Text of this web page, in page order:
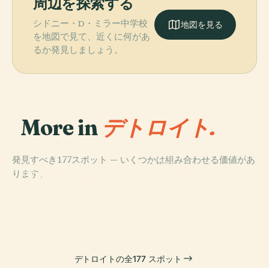
シドニー・D・ミラー中学校
を地図で見て、近くに何があ
るか発見しましょう。
地図を見る
More in デトロイト.
発見すべき177スポット — いくつかは組み合わせる価値があ
ります。
PLACE
デトロイト美術
PLACE
PLACE
デトロイトの全177 スポット